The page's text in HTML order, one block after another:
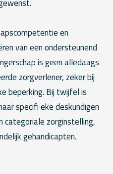
en
van een ondersteunend
is geen alledaags
zorgverlener, zeker bij
beperking. Bij twijfel is
specifi eke deskundigen
categoriale zorginstelling,
gehandicapten.